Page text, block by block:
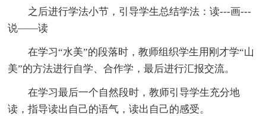
之后进行学法小节，引导学生总结学法：读---画---
说——读
在学习“水美”的段落时，教师组织学生用刚才学“山
美”的方法进行自学、合作学，最后进行汇报交流。
在学习最后一个自然段时，教师引导学生充分地
读，指导读出自己的语气，读出自己的感受。